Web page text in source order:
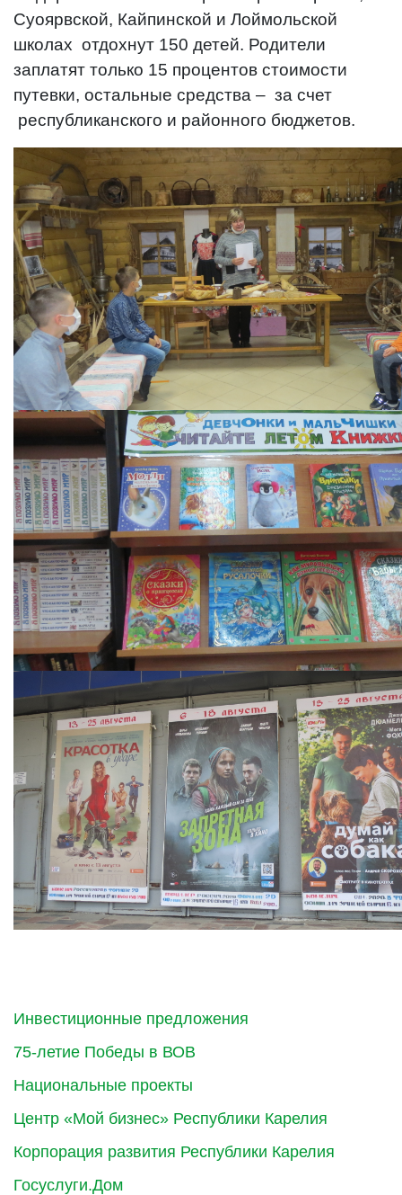
Инвестиционные предложения
75-летие Победы в ВОВ
Национальные проекты
Центр «Мой бизнес» Республики Карелия
Корпорация развития Республики Карелия
Госуслуги.Дом
Суоярвской, Кайпинской и Лоймольской
школах отдохнут 150 детей. Родители
заплатят только 15 процентов стоимости
путевки, остальные средства – за счет
республиканского и районного бюджетов.